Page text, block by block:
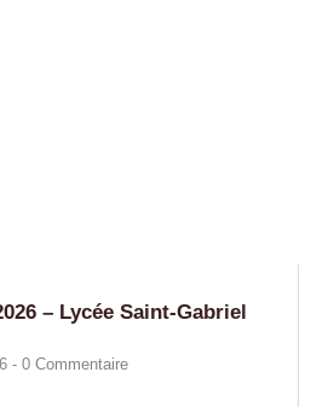
– Lycée Saint-Gabriel
- 0 Commentaire